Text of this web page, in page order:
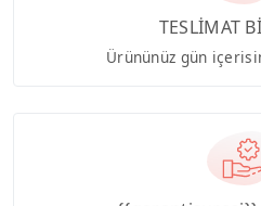
TESLİMAT
Ürününüz gün